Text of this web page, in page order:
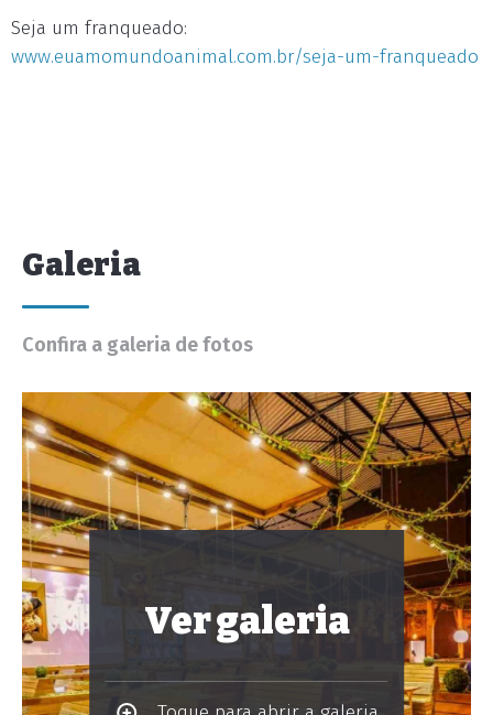
Seja um franqueado:
www.euamomundoanimal.com.br/seja-um-franqueado
Galeria
Confira a galeria de fotos
Ver galeria